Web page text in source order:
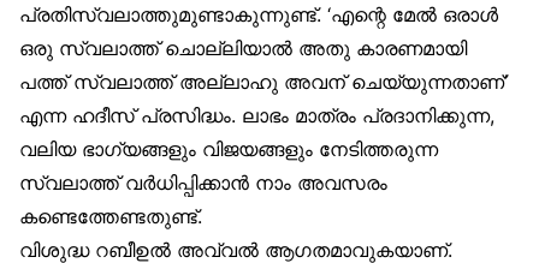
പ്രതിസ്വലാത്തുമുണ്ടാകുന്നുണ്ട്. ‘എന്റെ മേൽ ഒരാൾ
ഒരു സ്വലാത്ത് ചൊല്ലിയാൽ അതു കാരണമായി
പത്ത് സ്വലാത്ത് അല്ലാഹു അവന് ചെയ്യുന്നതാണ്’
എന്ന ഹദീസ് പ്രസിദ്ധം. ലാഭം മാത്രം പ്രദാനിക്കുന്ന,
വലിയ ഭാഗ്യങ്ങളും വിജയങ്ങളും നേടിത്തരുന്ന
സ്വലാത്ത് വർധിപ്പിക്കാൻ നാം അവസരം
കണ്ടെത്തേണ്ടതുണ്ട്.
വിശുദ്ധ റബീഉൽ അവ്വൽ ആഗതമാവുകയാണ്.